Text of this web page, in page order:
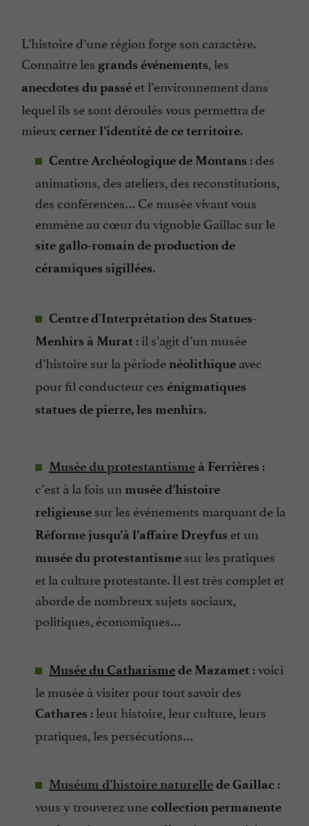
L’histoire d’une région forge son caractère.
Connaître les grands événements, les
anecdotes du passé et l’environnement dans
lequel ils se sont déroulés vous permettra de
mieux cerner l’identité de ce territoire.
Centre Archéologique de Montans : des
animations, des ateliers, des reconstitutions,
des conférences… Ce musée vivant vous
emmène au cœur du vignoble Gaillac sur le
site gallo-romain de production de
céramiques sigillées.
Centre d'Interprétation des Statues-
Menhirs à Murat : il s’agit d’un musée
d’histoire sur la période néolithique avec
pour fil conducteur ces énigmatiques
statues de pierre, les menhirs.
Musée du protestantisme à Ferrières :
c’est à la fois un musée d’histoire
religieuse sur les événements marquant de la
Réforme jusqu’à l’affaire Dreyfus et un
musée du protestantisme sur les pratiques
et la culture protestante. Il est très complet et
aborde de nombreux sujets sociaux,
politiques, économiques…
Musée du Catharismede Mazamet : voici
le musée à visiter pour tout savoir des
Cathares : leur histoire, leur culture, leurs
pratiques, les persécutions…
Muséum d’histoire naturellede Gaillac :
vous y trouverez unecollection permanente